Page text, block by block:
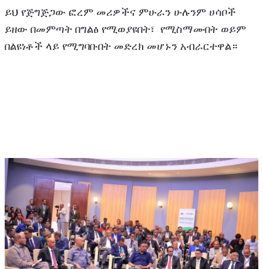
ይህ የጅግጅጋው ፎረም መሪዎችና ምሁራን ሁሉንም ሀሳቦች
ይዘው በመምጣት በግልፅ የሚወያዩበት፣  የሚስማሙበት ወይም
በልዩነቶች ላይ የሚግባቡበት መድረክ መሆኑን አብራርተዋል።